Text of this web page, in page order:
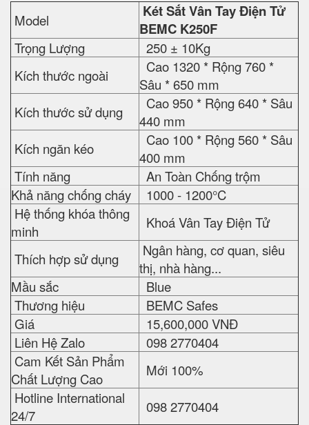
Model
Két Sắt Vân Tay Điện Tử
BEMC K250F
Trọng Lượng
250 ± 10Kg
Kích thước ngoài
Cao 1320 * Rộng 760 *
Sâu * 650 mm
Kích thước sử dụng
Cao 950 * Rộng 640 * Sâu
440 mm
Kích ngăn kéo
Cao 100 * Rộng 560 * Sâu
400 mm
Tính năng
An Toàn Chống trộm
Khả năng chống cháy
1000 - 1200°C
Hệ thống khóa thông
minh
Khoá Vân Tay Điện Tử
Thích hợp sử dụng
Ngân hàng, cơ quan, siêu
thị, nhà hàng...
Mầu sắc
Blue
Thương hiệu
BEMC Safes
Giá
15,600,000 VNĐ
Liên Hệ Zalo
098 2770404
Cam Kết Sản Phẩm
Chất Lượng Cao
Mới 100%
Hotline International
24/7
098 2770404